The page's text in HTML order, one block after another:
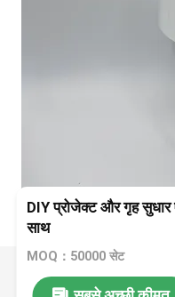
DIY प्रोजेक्ट और गृह
साथ
MOQ：50000 सेट